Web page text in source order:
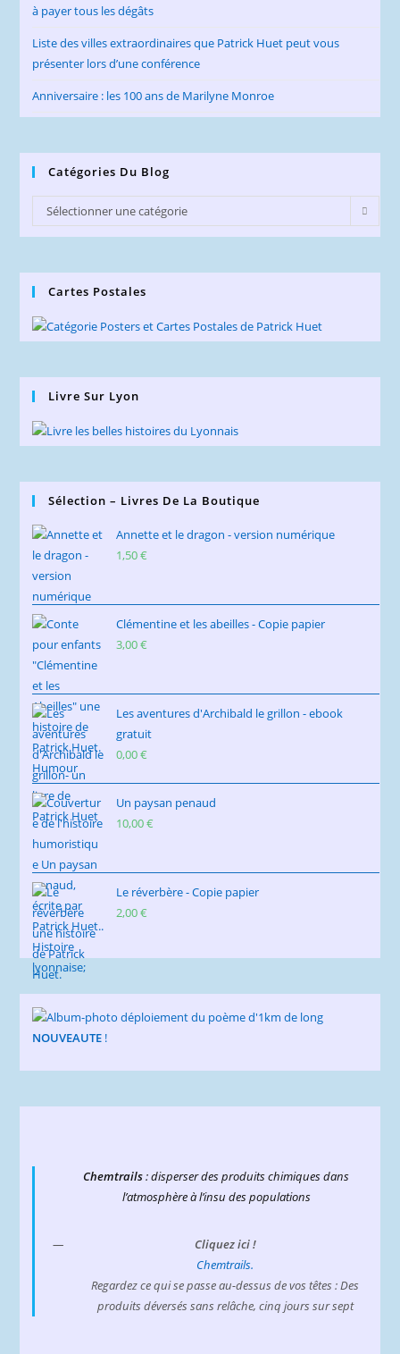
à payer tous les dégâts
Liste des villes extraordinaires que Patrick Huet peut vous
présenter lors d’une conférence
Anniversaire : les 100 ans de Marilyne Monroe
Catégories Du Blog
Catégories
du
Sélectionner une catégorie
Cartes Postales
Livre Sur Lyon
Sélection – Livres De La Boutique
Annette et le dragon - version numérique
1,50€
Clémentine et les abeilles - Copie papier
3,00€
Les aventures d'Archibald le grillon - ebook
gratuit
0,00€
Un paysan penaud
10,00€
Le réverbère - Copie papier
2,00€
NOUVEAUTE !
Chemtrails: disperser des produits chimiques dans
l’atmosphère à l’insu des populations
Cliquez ici !
Chemtrails.
Regardez ce qui se passe au-dessus de vos têtes : Des
produits déversés sans relâche, cinq jours sur sept